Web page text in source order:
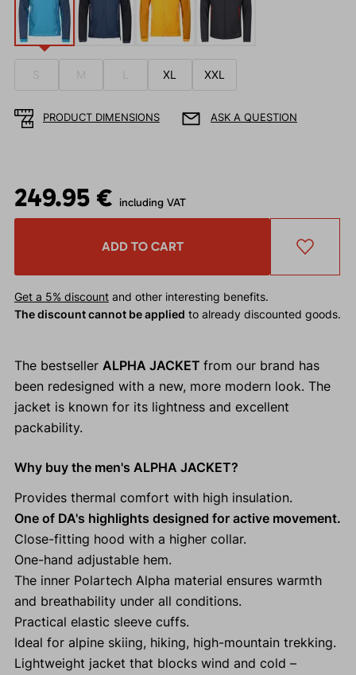
S M XL XXL
PRODUCT DIMENSIONS ASK A QUESTION
249.95 € including VAT
ADD TO CART
Get a 5% discountand other interesting benefits.
The discount cannot be applied to already discounted goods.
The bestseller ALPHA JACKET from our brand has
been redesigned with a new, more modern look. The
jacket is known for its lightness and excellent
packability.
Why buy the men's ALPHA JACKET?
Provides thermal comfort with high insulation.
One of DA's highlights designed for active movement.
Close-fitting hood with a higher collar.
One-hand adjustable hem.
The inner Polartech Alpha material ensures warmth
and breathability under all conditions.
Practical elastic sleeve cuffs.
Ideal for alpine skiing, hiking, high-mountain trekking.
Lightweight jacket that blocks wind and cold –